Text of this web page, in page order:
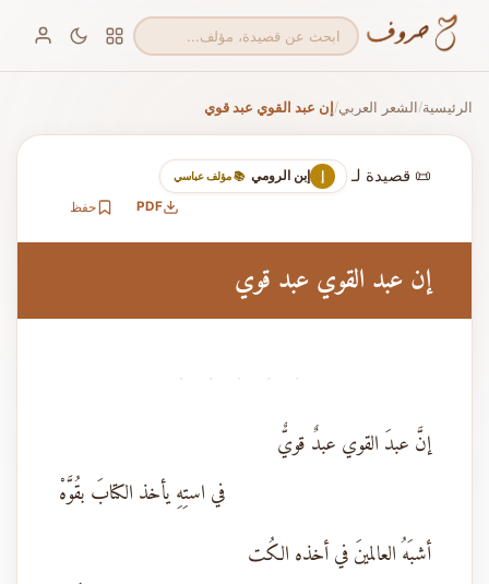
الرئيسية/الشعر العربي/إن عبد القوي عبد قوي
📜 قصيدة لـ إ إبن الرومي 📚 مؤلف عباسي
PDF حفظ
إن عبد القوي عبد قوي
· · · · ·
إنَّ عبدَ القوي عبدٌ قويٌّ
في استِهِ يأخذ الكتابَ بقُوَّهْ
أشبَهُ العالمينَ في أخذه الكُت